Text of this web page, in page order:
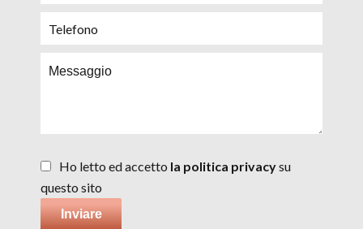
Ho letto ed accetto la politica privacysu
questo sito
Inviare